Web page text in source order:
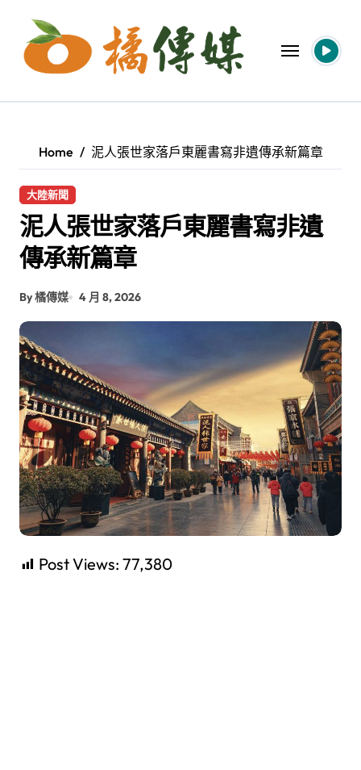
content
Home 泥人張世家落戶東麗書寫非遺傳承新篇章
大陸新聞
泥人張世家落戶東麗書寫非遺
傳承新篇章
By 橘傳媒 4 月 8, 2026
Post Views: 77,380